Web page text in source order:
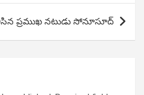
ప్రముఖ నటుడు సోనూసూద్